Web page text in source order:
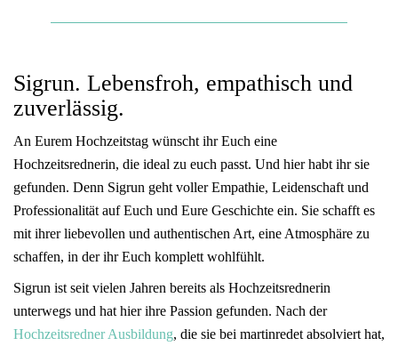
Sigrun. Lebensfroh, empathisch und
zuverlässig.
An Eurem Hochzeitstag wünscht ihr Euch eine
Hochzeitsrednerin, die ideal zu euch passt. Und hier habt ihr sie
gefunden. Denn Sigrun geht voller Empathie, Leidenschaft und
Professionalität auf Euch und Eure Geschichte ein. Sie schafft es
mit ihrer liebevollen und authentischen Art, eine Atmosphäre zu
schaffen, in der ihr Euch komplett wohlfühlt.
Sigrun ist seit vielen Jahren bereits als Hochzeitsrednerin
unterwegs und hat hier ihre Passion gefunden. Nach der
Hochzeitsredner Ausbildung, die sie bei martinredet absolviert hat,